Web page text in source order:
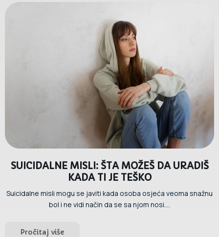
SUICIDALNE MISLI: ŠTA MOŽEŠ DA URADIŠ
KADA TI JE TEŠKO
Suicidalne misli mogu se javiti kada osoba osjeća veoma snažnu
bol i ne vidi način da se sa njom nosi....
Pročitaj više